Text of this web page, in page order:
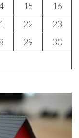
15
16
22
23
29
30